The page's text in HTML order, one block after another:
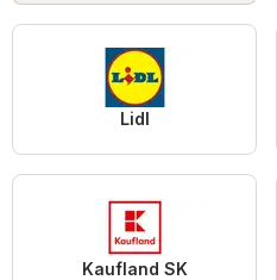
Lidl
Kaufland SK